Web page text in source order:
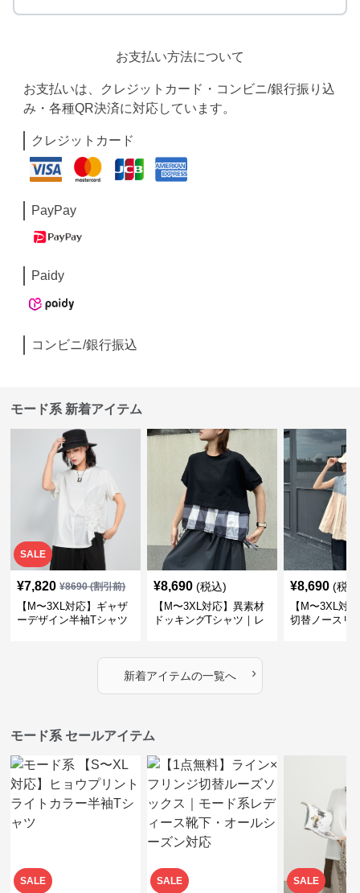
お支払い方法について
お支払いは、クレジットカード・コンビニ/銀行振り込
み・各種QR決済に対応しています。
クレジットカード
PayPay
Paidy
コンビニ/銀行振込
モード系 新着アイテム
SALE
¥7,820 ¥8690(割引前)
【M〜3XL対応】ギャザ
ーデザイン半袖Tシャツ
¥8,690 (税込)
【M〜3XL対応】異素材
ドッキングTシャツ｜レ
カバー・大人モード
¥8,690 (税
【M〜3XL対
切替ノースリ
新着アイテムの一覧へ ›
モード系 セールアイテム
SALE SALE SALE